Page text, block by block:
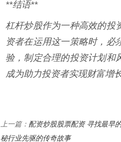
**结语**
杠杆炒股作为一种高效的投
资者在运用这一策略时，必
验，制定合理的投资计划和
成为助力投资者实现财富增
上一篇： 配资炒股股票配资 寻找最早
秘行业先驱的传奇故事